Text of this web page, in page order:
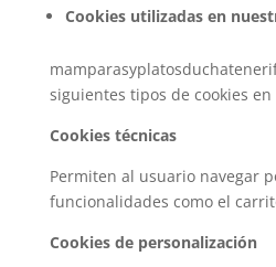
Cookies utilizadas en
siguientes tipos de cookies en
Cookies técnicas
Permiten al usuario navegar
funcionalidades como el
Cookies de personalización